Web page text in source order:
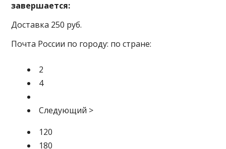
завершается:
Доставка 250 руб.
Почта России по городу: по стране:
2
4
Следующий >
120
180